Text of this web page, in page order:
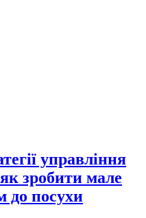
управління
зробити мале
до посухи